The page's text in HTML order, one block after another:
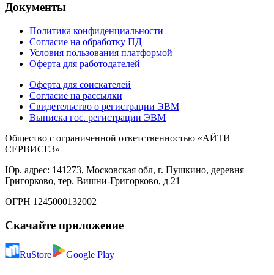
Документы
Политика конфиденциальности
Согласие на обработку ПД
Условия пользования платформой
Оферта для работодателей
Оферта для соискателей
Согласие на рассылки
Свидетельство о регистрации ЭВМ
Выписка гос. регистрации ЭВМ
Общество с ограниченной ответственностью «АЙТИ
СЕРВИСЕЗ»
Юр. адрес: 141273, Московская обл, г. Пушкино, деревня
Григорково, тер. Вишни-Григорково, д 21
ОГРН 1245000132002
Скачайте приложение
RuStore Google Play